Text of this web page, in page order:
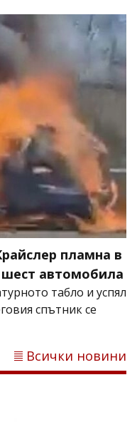
пламна в
автомобила
табло и успял
спътник се
Всички новини